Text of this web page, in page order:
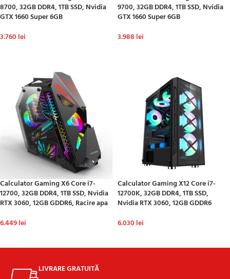
8700, 32GB DDR4, 1TB SSD, Nvidia
GTX 1660 Super 6GB
3.760 lei
9700, 32GB DDR4, 1TB SSD, Nvidia
GTX 1660 Super 6GB
3.988 lei
Calculator Gaming X6 Core i7-
12700, 32GB DDR4, 1TB SSD, Nvidia
RTX 3060, 12GB GDDR6, Racire apa
6.449lei
Calculator Gaming X12 Core i7-
12700K, 32GB DDR4, 1TB SSD,
Nvidia RTX 3060, 12GB GDDR6
6.030 lei
LIVRARE GRATUITĂ